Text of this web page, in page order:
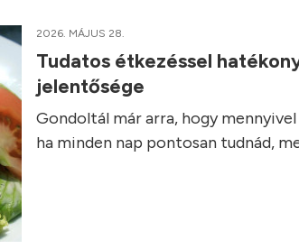
2026. MÁJUS 28.
Tudatos étkezéssel
jelentősége
Gondoltál már arra, hogy
ha minden nap pontosan tudnád,